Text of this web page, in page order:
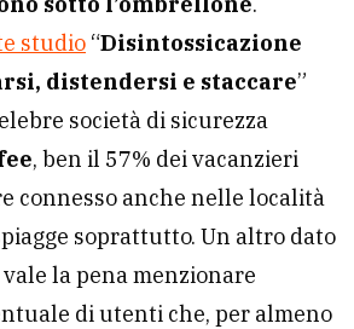
studio “Disintossicazione
distendersi e staccare”
società di sicurezza
, ben il 57% dei vacanzieri
connesso anche nelle località
soprattutto. Un altro dato
la pena menzionare
di utenti che, per almeno